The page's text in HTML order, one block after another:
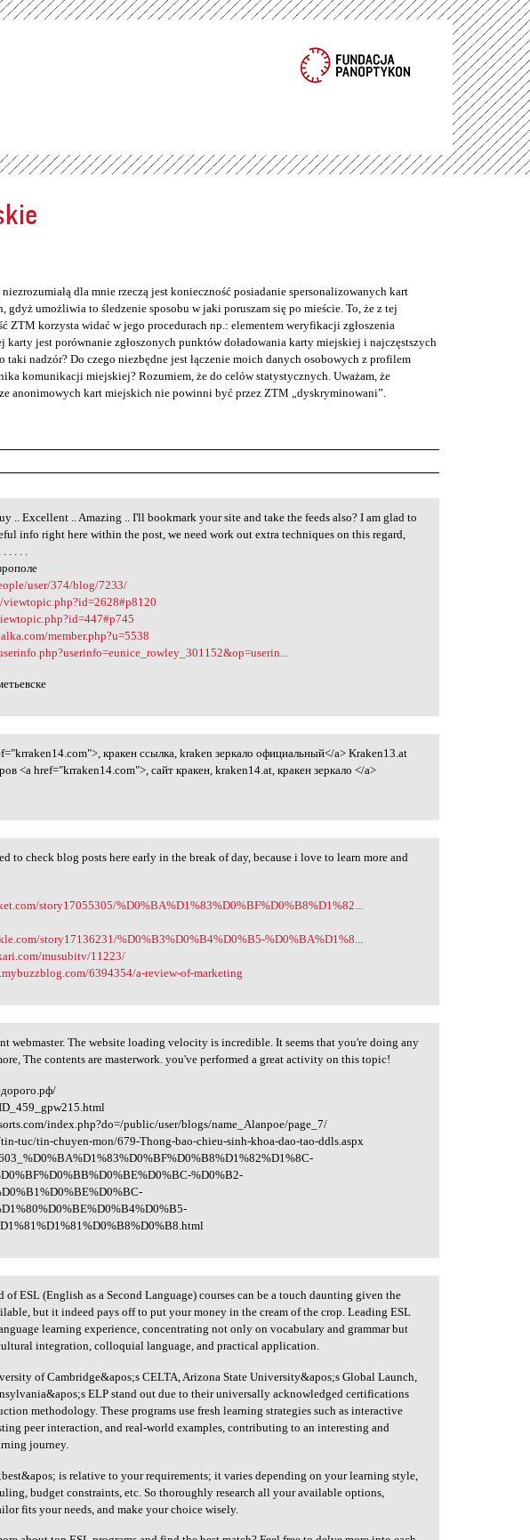
niezrozumiałą dla mnie rzeczą jest konieczność posiadanie spersonalizowanych kart
gdyż umożliwia to śledzenie sposobu w jaki poruszam się po mieście. To, że z tej
ZTM korzysta widać w jego procedurach np.: elementem weryfikacji zgłoszenia
karty jest porównanie zgłoszonych punktów doładowania karty miejskiej i najczęstszych
taki nadzór? Do czego niezbędne jest łączenie moich danych osobowych z profilem
komunikacji miejskiej? Rozumiem, że do celów statystycznych. Uważam, że
anonimowych kart miejskich nie powinni być przez ZTM „dyskryminowani”.
Guy ..
.. Excellent .. Amazing .. I'll bookmark your site and take the feeds also? I am glad to
info right here within the post, we need work out extra techniques on this regard,
. . . .
user/374/blog/7233/
member.php?u=5538
href=
кракен ссылка, kraken зеркало официальный</a> Kraken13.at
<a href="krraken14.com">, сайт кракен, kraken14.at, кракен зеркало </a>
to
to check blog posts here early in the break of day, because i love to learn more and
story17055305/%D0%BA%D1%83%D0%BF%D0%B8%D1%82...
story17136231/%D0%B3%D0%B4%D0%B5-%D0%BA%D1%8...
musubitv/11223/
6394354/a-review-of-marketing
webmaster. The website loading velocity is incredible. It seems that you're doing any
The contents are masterwork. you've performed a great activity on this topic!
index.php?do=/public/user/blogs/name_Alanpoe/page_7/
tuc/tin-chuyen-mon/679-Thong-bao-chieu-sinh-khoa-dao-tao-ddls.aspx
%D0%B2-
of ESL
ESL (English as a Second Language) courses can be a touch daunting given the
but it indeed pays off to put your money in the cream of the crop. Leading ESL
learning experience, concentrating not only on vocabulary and grammar but
integration, colloquial language, and practical application.
of Cambridge&apos;s CELTA, Arizona State University&apos;s Global Launch,
ELP stand out due to their universally acknowledged certifications
methodology. These programs use fresh learning strategies such as interactive
peer interaction, and real-world examples, contributing to an interesting and
journey.
is relative to your requirements; it varies depending on your learning style,
budget constraints, etc. So thoroughly research all your available options,
fits your needs, and make your choice wisely.